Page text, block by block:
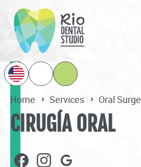
Home Services Oral
CIRUGÍA ORAL